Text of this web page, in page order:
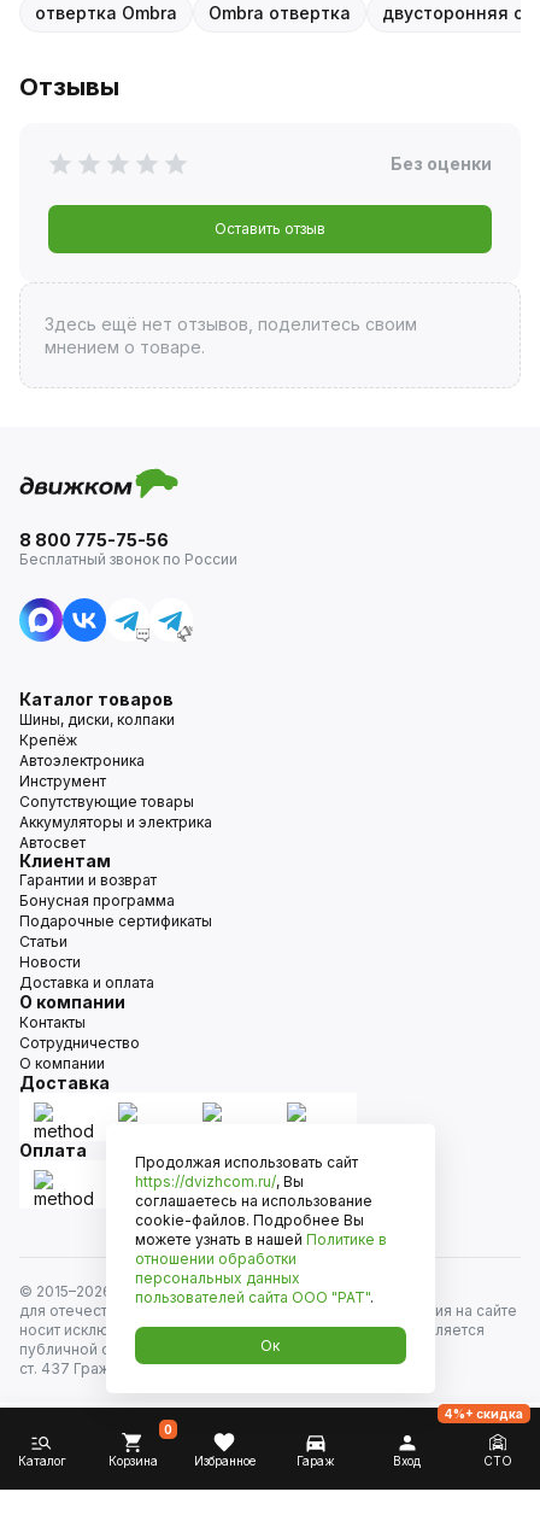
отвертка Ombra Ombra отвертка двусторонняя
Отзывы
Без оценки
Оставить отзыв
Здесь ещё нет отзывов, поделитесь своим
мнением о товаре.
8 800 775-75-56
Бесплатный звонок по России
Каталог товаров
Шины, диски, колпаки
Крепёж
Автоэлектроника
Инструмент
Сопутствующие товары
Аккумуляторы и электрика
Автосвет
Клиентам
Гарантии и возврат
Бонусная программа
Подарочные сертификаты
Статьи
Новости
Доставка и оплата
О компании
Контакты
Сотрудничество
О компании
Доставка
Оплата
© 2015–2026
Движком — сеть магазинов автозапчастей
для отечественных автомобилей и иномарок. Информация на сайте
носит исключительно информационный характер и не является
публичной офертой, определяемой положениями
ст. 437 Гражданского кодекса РФ. Все права защищены.
Каталог Корзина
0
Избранное Гараж Вход СТО
4%+ скидка
Продолжая использовать сайт
https://dvizhcom.ru/, Вы
соглашаетесь на использование
cookie-файлов. Подробнее Вы
можете узнать в нашей Политике в
отношении обработки
персональных данных
пользователей сайта ООО "РАТ".
Ок